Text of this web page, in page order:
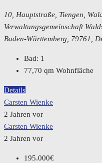
10, Hauptstraße, Tiengen,
Verwaltungsgemeinschaft
Baden-Württemberg, 79761,
Bad: 1
77,70 qm Wohnfläche
Details
Carsten Wienke
2 Jahren vor
Carsten Wienke
2 Jahren vor
195.000€